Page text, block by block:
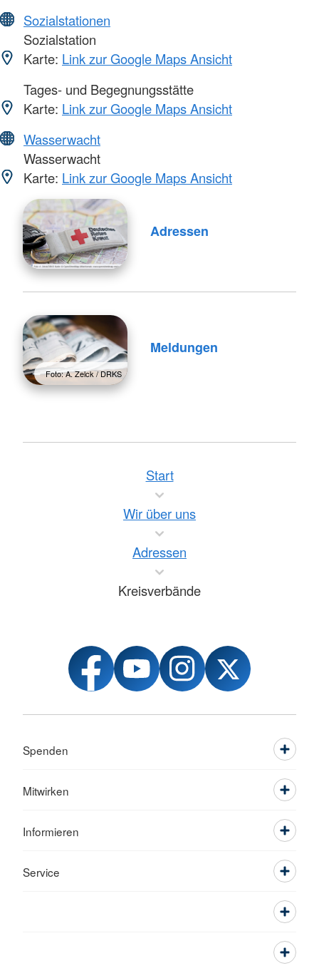
Sozialstationen
Sozialstation
Karte: Link zur Google Maps Ansicht
Tages- und Begegnungsstätte
Karte: Link zur Google Maps Ansicht
Wasserwacht
Wasserwacht
Karte: Link zur Google Maps Ansicht
Adressen
Foto: A. Zelck / DRKS
Meldungen
Start
Wir über uns
Adressen
Kreisverbände
Spenden
Mitwirken
Informieren
Service